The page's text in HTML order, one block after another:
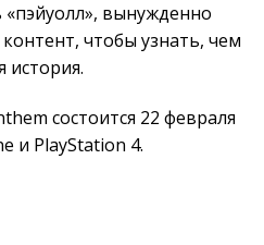
вынужденно
чтобы узнать, чем
история.
состоится 22 февраля
и PlayStation 4.